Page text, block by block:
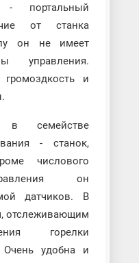
- портальный
от станка
он не имеет
управления.
и
в семействе
- станок,
числового
он
датчиков. В
отслеживающим
горелки
Очень удобна и